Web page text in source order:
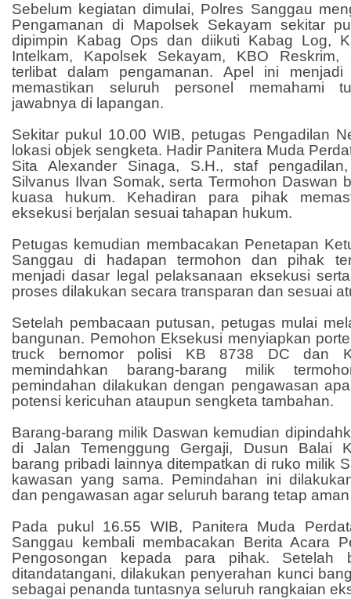
Sebelum kegiatan dimulai, Polres Sanggau
Pengamanan di Mapolsek Sekayam sekitar
dipimpin Kabag Ops dan diikuti Kabag Log,
Intelkam, Kapolsek Sekayam, KBO
terlibat dalam pengamanan. Apel ini
memastikan seluruh personel memahami
jawabnya di lapangan.
Sekitar pukul 10.00 WIB, petugas Pengadilan
lokasi objek sengketa. Hadir Panitera Muda
Sita Alexander Sinaga, S.H., staf
Silvanus Ilvan Somak, serta Termohon Daswan
kuasa hukum. Kehadiran para pihak
eksekusi berjalan sesuai tahapan hukum.
Petugas kemudian membacakan Penetapan
Sanggau di hadapan termohon dan pihak
menjadi dasar legal pelaksanaan eksekusi
proses dilakukan secara transparan dan sesuai
Setelah pembacaan putusan, petugas mulai
bangunan. Pemohon Eksekusi menyiapkan
truck bernomor polisi KB 8738 DC dan
memindahkan barang-barang milik
pemindahan dilakukan dengan pengawasan
potensi kericuhan ataupun sengketa tambahan.
Barang-barang milik Daswan kemudian
di Jalan Temenggung Gergaji, Dusun Balai
barang pribadi lainnya ditempatkan di ruko milik
kawasan yang sama. Pemindahan ini
dan pengawasan agar seluruh barang tetap
Pada pukul 16.55 WIB, Panitera Muda
Sanggau kembali membacakan Berita Acara
Pengosongan kepada para pihak. Setelah
ditandatangani, dilakukan penyerahan kunci
sebagai penanda tuntasnya seluruh rangkaian